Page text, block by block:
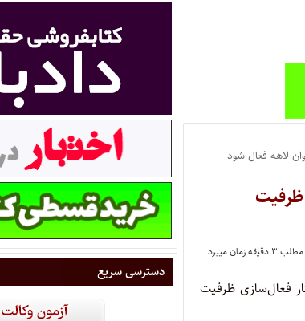
لاهه فعال شود
ظرفیت
زمان میبرد
فعال‌سازی ظرفیت
دسترسی سریع